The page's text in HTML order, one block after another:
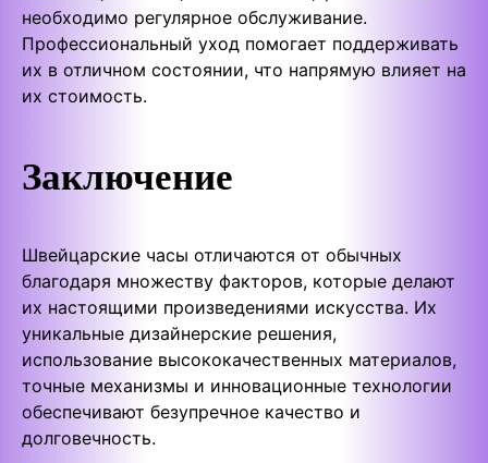
необходимо регулярное обслуживание.
Профессиональный уход помогает поддерживать
их в отличном состоянии, что напрямую влияет на
их стоимость.
Заключение
Швейцарские часы отличаются от обычных
благодаря множеству факторов, которые делают
их настоящими произведениями искусства. Их
уникальные дизайнерские решения,
использование высококачественных материалов,
точные механизмы и инновационные технологии
обеспечивают безупречное качество и
долговечность.